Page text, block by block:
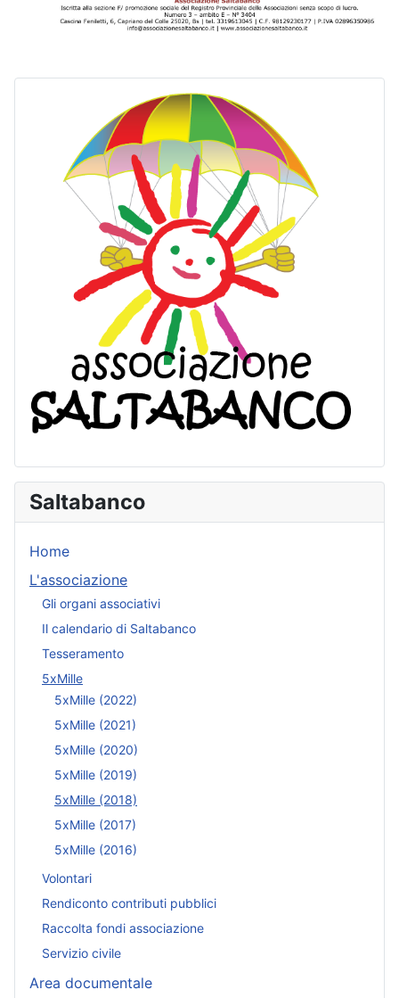
Saltabanco
Home
L'associazione
Gli organi associativi
Il calendario di Saltabanco
Tesseramento
5xMille
5xMille (2022)
5xMille (2021)
5xMille (2020)
5xMille (2019)
5xMille (2018)
5xMille (2017)
5xMille (2016)
Volontari
Rendiconto contributi pubblici
Raccolta fondi associazione
Servizio civile
Area documentale